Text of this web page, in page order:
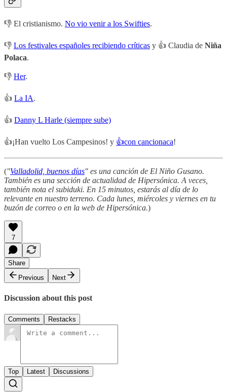
👎 El cristianismo. No vio venir a los Swifties.
👎 Los festivales españoles recibiendo críticas y 👍 Claudia de Niña
Polaca.
👎 Her.
👍 La IA.
👍 Danny L Harle (siempre sube)
👍¡Han vuelto Los Campesinos! y 👍con cancionaca!
("Valladolid, buenos días" es una canción de El Niño Gusano.
También es una sección de actualidad de Hipersónica. A veces,
también nota el subiduki. En 15 minutos, estarás al día de lo
relevante en nuestro terreno. Cada lunes, miércoles y viernes en tu
buzón de correo o en la web de Hipersónica.)
7
Share
Previous
Next
Discussion about this post
Comments Restacks
Top Latest Discussions